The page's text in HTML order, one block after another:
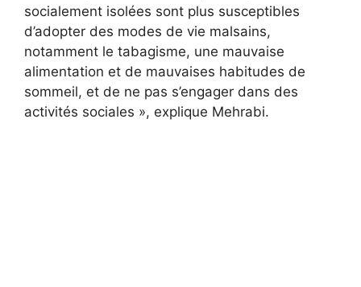
socialement isolées sont plus susceptibles
d’adopter des modes de vie malsains,
notamment le tabagisme, une mauvaise
alimentation et de mauvaises habitudes de
sommeil, et de ne pas s’engager dans des
activités sociales », explique Mehrabi.